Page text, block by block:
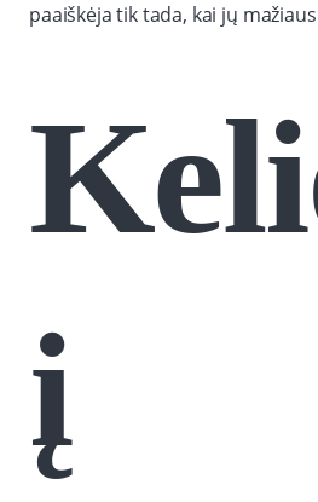
paaiškėja tik tada, kai jų
į